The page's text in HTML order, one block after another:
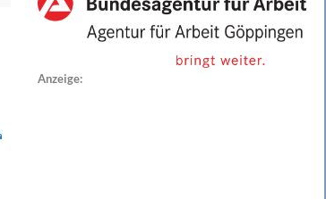
Anzeige: